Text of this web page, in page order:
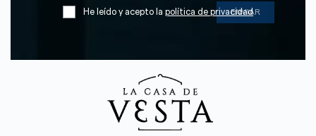
He leído y acepto la política de privacidad